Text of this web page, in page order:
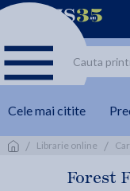
Cele mai citite
/ Librarie online /
Forest